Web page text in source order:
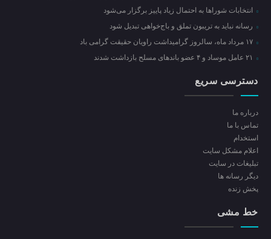
انتخابات شوراها به احتمال زیاد پاییز برگزار می‌شود
رسانه نباید به تریبون تملق و باج‌خواهی تبدیل شود
۱۷ مرداد ماه، سالروز گرامیداشت راویان حقیقت گرامی باد
دسترسی سریع
درباره ما
تماس با ما
استخدام
اعلام مشکل سایت
تبلیغات در سایت
ديگر رسانه ها
پخش زنده
خط مشی